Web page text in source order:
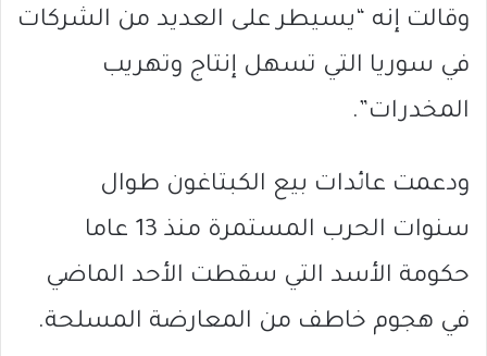
وقالت إنه “يسيطر على العديد من الشركات
في سوريا التي تسهل إنتاج وتهريب
المخدرات”.
ودعمت عائدات بيع الكبتاغون طوال
سنوات الحرب المستمرة منذ 13 عاما
حكومة الأسد التي سقطت الأحد الماضي
في هجوم خاطف من المعارضة المسلحة.